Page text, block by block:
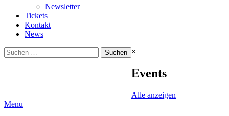
Newsletter
Tickets
Kontakt
News
Suchen
nach:
×
Events
Alle anzeigen
Menu